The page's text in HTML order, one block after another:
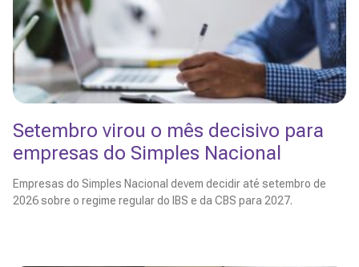
Setembro virou o mês decisivo para
empresas do Simples Nacional
Empresas do Simples Nacional devem decidir até setembro de
2026 sobre o regime regular do IBS e da CBS para 2027.